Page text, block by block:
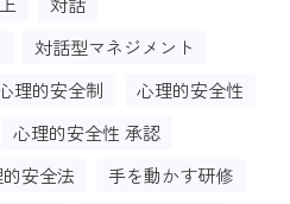
対話型マネジメント
理的安全制
心理的安全性
心理的安全性 承認
安全法
手を動かす研修